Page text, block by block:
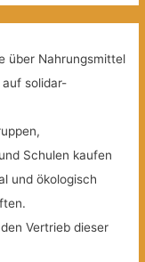
über Nahrungsmittel
solidar-
Schulen kaufen
und ökologisch
Vertrieb dieser